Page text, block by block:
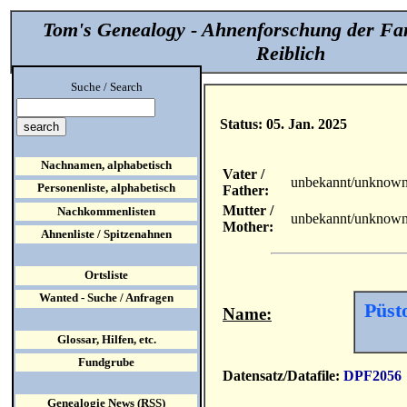
Tom's Genealogy - Ahnenforschung der
Reiblich
Status: 05. Jan. 2025
Vater /
Father:
unbekannt/
Mutter /
Mother:
unbekannt/
Name:
Datensatz/Datafile: DPF2056
Suche / Search
Nachnamen, alphabetisch
Personenliste, alphabetisch
Nachkommenlisten
Ahnenliste / Spitzenahnen
Ortsliste
Wanted - Suche / Anfragen
Glossar, Hilfen, etc.
Fundgrube
Genealogie News (RSS)